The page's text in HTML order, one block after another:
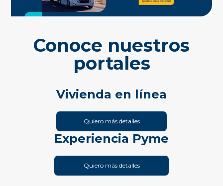
Conoce nuestros
portales
Vivienda en línea
Quiero más detalles
Experiencia Pyme
Quiero más detalles